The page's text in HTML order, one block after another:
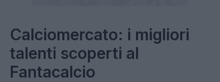
Calciomercato: i migliori
talenti scoperti al
Fantacalcio